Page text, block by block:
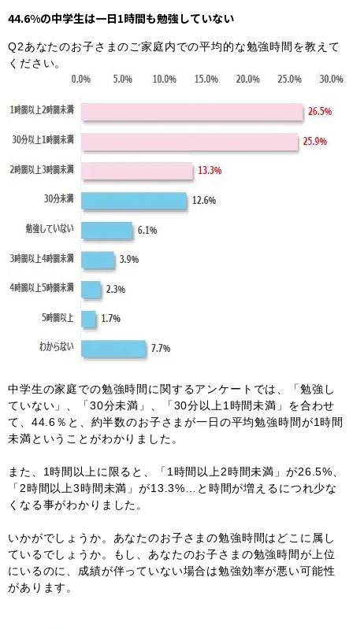
44.6%の中学生は一日1時間も勉強していない
Q2あなたのお子さまのご家庭内での平均的な勉強時間を教えて
ください。
中学生の家庭での勉強時間に関するアンケートでは、「勉強し
ていない」、「30分未満」、「30分以上1時間未満」を合わせ
て、44.6％と、約半数のお子さまが一日の平均勉強時間が1時間
未満ということがわかりました。
また、1時間以上に限ると、「1時間以上2時間未満」が26.5%、
「2時間以上3時間未満」が13.3%…と時間が増えるにつれ少な
くなる事がわかりました。
いかがでしょうか。あなたのお子さまの勉強時間はどこに属し
ているでしょうか。もし、あなたのお子さまの勉強時間が上位
にいるのに、成績が伴っていない場合は勉強効率が悪い可能性
があります。